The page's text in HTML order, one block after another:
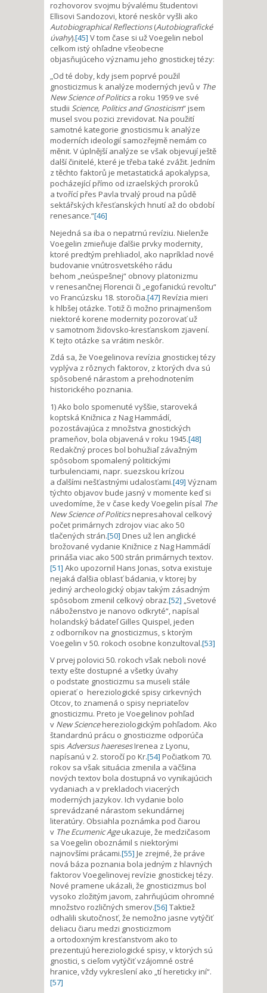
rozhovorov svojmu bývalému študentovi
Ellisovi Sandozovi, ktoré neskôr vyšli ako
Autobiographical Reflections(Autobiografické
úvahy).[45] V tom čase si už Voegelin nebol
celkom istý ohľadne všeobecne
objasňujúceho významu jeho gnostickej tézy:
„Od té doby, kdy jsem poprvé použil
gnosticizmus k analýze moderných jevů v The
New Science of Politicsa roku 1959 ve své
studii Science, Politics and Gnosticism“ jsem
musel svou pozici zrevidovat. Na použití
samotné kategorie gnosticismu k analýze
moderních ideologií samozřejmě nemám co
měnit. V úplnější analýze se však objevují ještě
další činitelé, které je třeba také zvážit. Jedním
z těchto faktorů je metastatická apokalypsa,
pocházející přímo od izraelských proroků
a tvořící přes Pavla trvalý proud na půdě
sektářských křesťanských hnutí až do období
renesance.“[46]
Nejedná sa iba o nepatrnú revíziu. Nielenže
Voegelin zmieňuje ďalšie prvky modernity,
ktoré predtým prehliadol, ako napríklad nové
budovanie vnútrosvetského rádu
behom „neúspešnej“ obnovy platonizmu
v renesančnej Florencii či „egofanickú revoltu“
vo Francúzsku 18. storočia.[47] Revízia mieri
k hlbšej otázke. Totiž či možno prinajmenšom
niektoré korene modernity pozorovať už
v samotnom židovsko-kresťanskom zjavení.
K tejto otázke sa vrátim neskôr.
Zdá sa, že Voegelinova revízia gnostickej tézy
vyplýva z rôznych faktorov, z ktorých dva sú
spôsobené nárastom a prehodnotením
historického poznania.
1) Ako bolo spomenuté vyššie, staroveká
koptská Knižnica z Nag Hammádí,
pozostávajúca z množstva gnostických
prameňov, bola objavená v roku 1945.[48]
Redakčný proces bol bohužiaľ závažným
spôsobom spomalený politickými
turbulenciami, napr. suezskou krízou
a ďalšími nešťastnými udalosťami.[49] Význam
týchto objavov bude jasný v momente keď si
uvedomíme, že v čase kedy Voegelin písal The
New Science of Politicsnepresahoval celkový
počet primárnych zdrojov viac ako 50
tlačených strán.[50] Dnes už len anglické
brožované vydanie Knižnice z Nag Hammádí
prináša viac ako 500 strán primárnych textov.
[51] Ako upozornil Hans Jonas, sotva existuje
nejaká ďalšia oblasť bádania, v ktorej by
jediný archeologický objav takým zásadným
spôsobom zmenil celkový obraz.[52] „Svetové
náboženstvo je nanovo odkryté“, napísal
holandský bádateľ Gilles Quispel, jeden
z odborníkov na gnosticizmus, s ktorým
Voegelin v 50. rokoch osobne konzultoval.[53]
V prvej polovici 50. rokoch však neboli nové
texty ešte dostupné a všetky úvahy
o podstate gnosticizmu sa museli stále
opierať o hereziologické spisy cirkevných
Otcov, to znamená o spisy nepriateľov
gnosticizmu. Preto je Voegelinov pohľad
v New Sciencehereziologickým pohľadom. Ako
štandardnú prácu o gnosticizme odporúča
spis Adversus haeresesIrenea z Lyonu,
napísanú v 2. storočí po Kr.[54] Počiatkom 70.
rokov sa však situácia zmenila a väčšina
nových textov bola dostupná vo vynikajúcich
vydaniach a v prekladoch viacerých
moderných jazykov. Ich vydanie bolo
sprevádzané nárastom sekundárnej
literatúry. Obsiahla poznámka pod čiarou
v The Ecumenic Ageukazuje, že medzičasom
sa Voegelin oboznámil s niektorými
najnovšími prácami.[55] Je zrejmé, že práve
nová báza poznania bola jedným z hlavných
faktorov Voegelinovej revízie gnostickej tézy.
Nové pramene ukázali, že gnosticizmus bol
vysoko zložitým javom, zahrňujúcim ohromné
množstvo rozličných smerov.[56] Taktiež
odhalili skutočnosť, že nemožno jasne vytýčiť
deliacu čiaru medzi gnosticizmom
a ortodoxným kresťanstvom ako to
prezentujú hereziologické spisy, v ktorých sú
gnostici, s cieľom vytýčiť vzájomné ostré
hranice, vždy vykreslení ako „tí hereticky iní“.
[57]